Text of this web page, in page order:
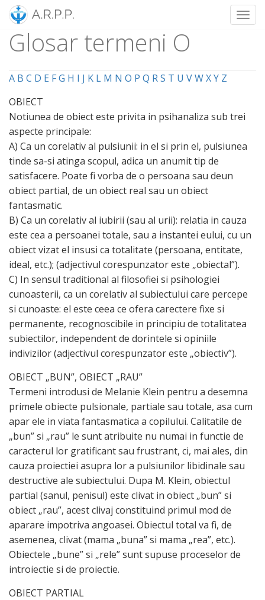
SkipGlosar termeni O
A B C D E FG H I J K L M N O P Q RS T U VWXY Z
OBIECT
Notiunea de obiect este privita in psihanaliza sub trei
aspecte principale:
A) Ca un corelativ al pulsiunii: in el si prin el, pulsiunea
tinde sa-si atinga scopul, adica un anumit tip de
satisfacere. Poate fi vorba de o persoana sau deun
obiect partial, de un obiect real sau un obiect
fantasmatic.
B) Ca un corelativ al iubirii (sau al urii): relatia in cauza
este cea a persoanei totale, sau a instantei eului, cu un
obiect vizat el insusi ca totalitate (persoana, entitate,
ideal, etc.); (adjectivul corespunzator este „obiectal”).
C) In sensul traditional al filosofiei si psihologiei
cunoasterii, ca un corelativ al subiectului care percepe
si cunoaste: el este ceea ce ofera carectere fixe si
permanente, recognoscibile in principiu de totalitatea
subiectilor, independent de dorintele si opiniile
indivizilor (adjectivul corespunzator este „obiectiv”).
OBIECT „BUN”, OBIECT „RAU”
Termeni introdusi de Melanie Klein pentru a desemna
primele obiecte pulsionale, partiale sau totale, asa cum
apar ele in viata fantasmatica a copilului. Calitatile de
„bun” si „rau” le sunt atribuite nu numai in functie de
caracterul lor gratificant sau frustrant, ci, mai ales, din
cauza proiectiei asupra lor a pulsiunilor libidinale sau
destructive ale subiectului. Dupa M. Klein, obiectul
partial (sanul, penisul) este clivat in obiect „bun” si
obiect „rau”, acest clivaj constituind primul mod de
aparare impotriva angoasei. Obiectul total va fi, de
asemenea, clivat (mama „buna” si mama „rea”, etc.).
Obiectele „bune” si „rele” sunt supuse proceselor de
introiectie si de proiectie.
OBIECT PARTIAL